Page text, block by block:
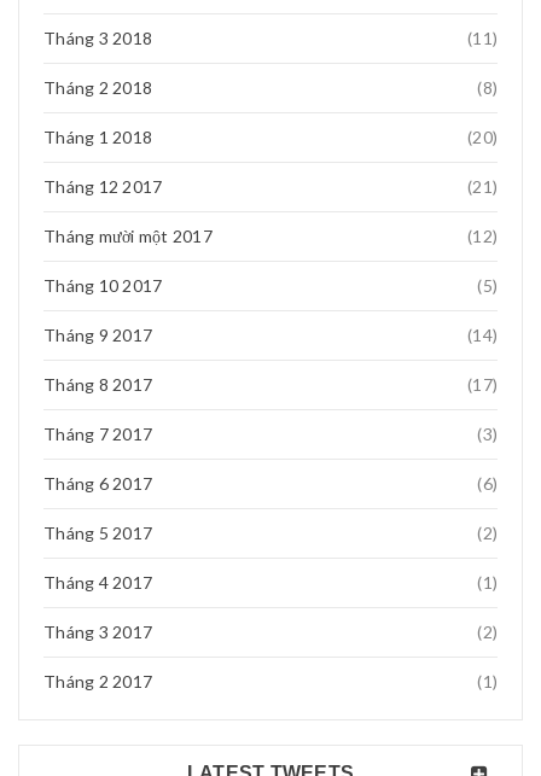
Tháng 3 2018 (11)
Tháng 2 2018 (8)
Tháng 1 2018 (20)
Tháng 12 2017 (21)
Tháng mười một 2017 (12)
Tháng 10 2017 (5)
Tháng 9 2017 (14)
Tháng 8 2017 (17)
Tháng 7 2017 (3)
Tháng 6 2017 (6)
Tháng 5 2017 (2)
Tháng 4 2017 (1)
Tháng 3 2017 (2)
Tháng 2 2017 (1)